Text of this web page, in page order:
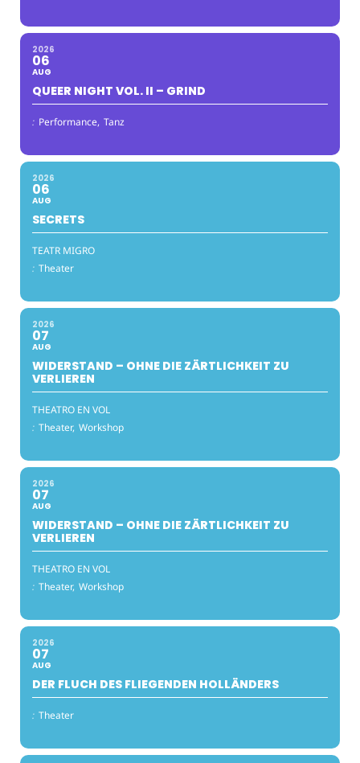
2026
06
AUG
QUEER NIGHT VOL. II – GRIND
: Performance, Tanz
2026
06
AUG
SECRETS
TEATR MIGRO
: Theater
2026
07
AUG
WIDERSTAND – OHNE DIE ZÄRTLICHKEIT ZU
VERLIEREN
THEATRO EN VOL
: Theater, Workshop
2026
07
AUG
WIDERSTAND – OHNE DIE ZÄRTLICHKEIT ZU
VERLIEREN
THEATRO EN VOL
: Theater, Workshop
2026
07
AUG
DER FLUCH DES FLIEGENDEN HOLLÄNDERS
: Theater